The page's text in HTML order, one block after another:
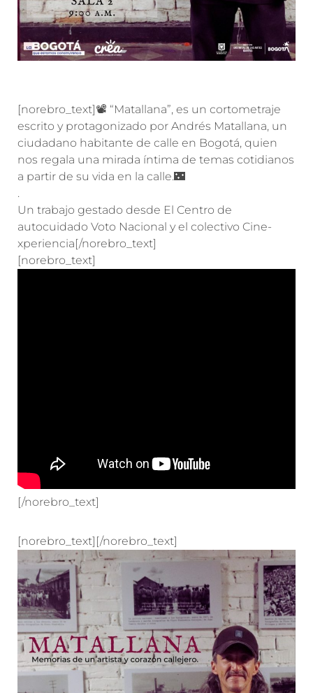
[norebro_text]📽️ “Matallana”, es un cortometraje
escrito y protagonizado por Andrés Matallana, un
ciudadano habitante de calle en Bogotá, quien
nos regala una mirada íntima de temas cotidianos
a partir de su vida en la calle.🌃
.
Un trabajo gestado desde El Centro de
autocuidado Voto Nacional y el colectivo Cine-
xperiencia[/norebro_text]
[norebro_text]
[/norebro_text]
[norebro_text][/norebro_text]